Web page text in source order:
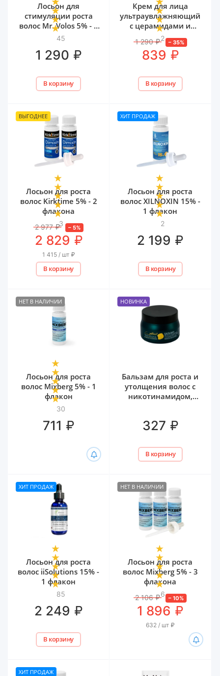
45
Лосьон для
стимуляции роста
волос Mr. Volos 5% - 1
флакон
1 290 ₽
В корзину
2
Крем для лица
ультраувлажняющий
с церамидами и
мочевиной Mr. Volos,
50 мл
1 290 ₽ – 35%
839 ₽
В корзину
ВЫГОДНЕЕ
3
Лосьон для роста
волос Kirktime 5% - 2
флакона
2 977 ₽ –5%
2 829 ₽
1 415 / шт ₽
В корзину
ХИТ ПРОДАЖ
2
Лосьон для роста
волос XILNOXIN 15% -
1 флакон
2 199 ₽
В корзину
НЕТ В НАЛИЧИИ
30
Лосьон для роста
волос Mixberg 5% - 1
флакон
711 ₽
НОВИНКА
Бальзам для роста и
утолщения волос с
никотинамидом,
300 мл
327 ₽
В корзину
ХИТ ПРОДАЖ
85
Лосьон для роста
волос iiSolutions 15% -
1 флакон
2 249 ₽
В корзину
НЕТ В НАЛИЧИИ
6
Лосьон для роста
волос Mixberg 5% - 3
флакона
2 106 ₽ –10%
1 896 ₽
632 / шт ₽
ХИТ ПРОДАЖ